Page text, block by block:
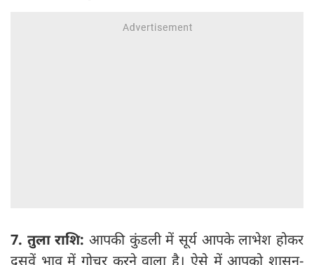
7. तुला राशि: आपकी कुंडली में सूर्य आपके लाभेश होकर
दसवें भाव में गोचर करने वाला है। ऐसे में आपको शासन-